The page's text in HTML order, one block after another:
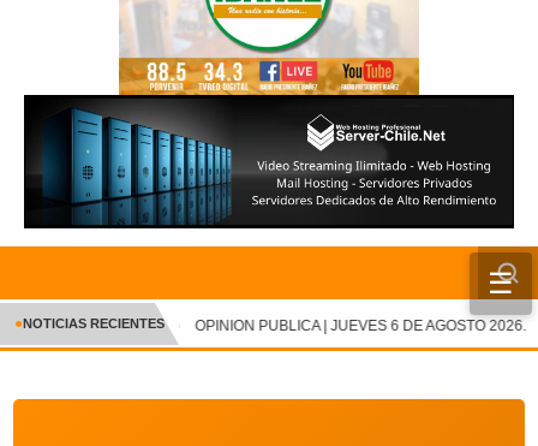
☰
INICIO
CRÓNICA
●NOTICIAS RECIENTES OPINION PUBLICA | JUEVES 6 DE AGOSTO 2026.